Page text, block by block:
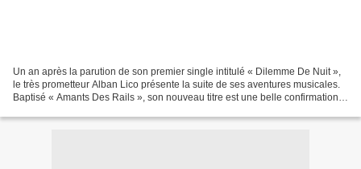
Un an après la parution de son premier single intitulé « Dilemme De Nuit »,
le très prometteur Alban Lico présente la suite de ses aventures musicales.
Baptisé « Amants Des Rails », son nouveau titre est une belle confirmation